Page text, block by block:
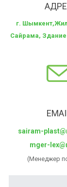
г.
Сайрама, Здание
sairam-
mger-
(Менеджер